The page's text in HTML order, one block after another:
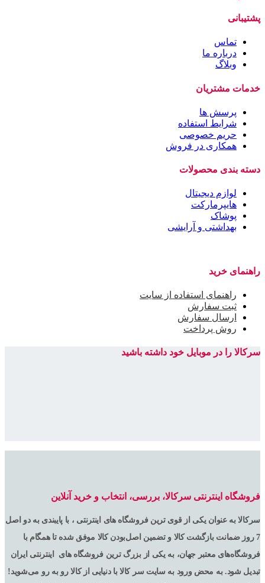
پشتیبانی
تماس
درباره ما
وبلاگ
خدمات مشتریان
پرسش ها
شرایط استفاده
حریم خصوصی
همکاری در فروش
دسته بندی محصولات
لوازم دیجیتال
هایپرمارکت
پوشاک
بهداشتی و آرایشی
راهنمای خرید
راهنمای استفاده از سایت
ثبت سفارش
ارسال سفارش
روش پرداخت
سرکالا را در موبایل خود داشته باشید
فروشگاه اینترنتی سرکالا، بررسی، انتخاب و خرید آنلاین
سرکالا به عنوان یکی از قوی ترین فروشگاه های اینترنتی ، با پایبندی به دو اصل
7 روز ضمانت بازگشت کالا و تضمین اصل‌بودن کالا موفق شده تا همگام با
فروشگاه‌های معتبر جهان، به یکی از بزرگ ترین فروشگاه های اینترنتی ایران
تبدیل شود. به محض ورود به سایت سر کالا با دنیایی از کالا رو به رو می‌شوید!